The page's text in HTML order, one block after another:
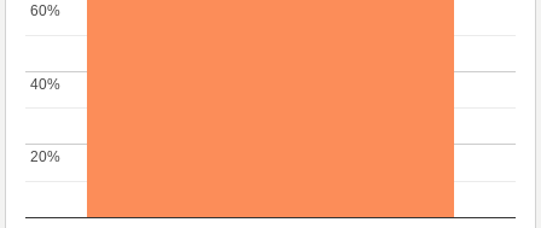
20%
20%
40%
40%
60%
60%